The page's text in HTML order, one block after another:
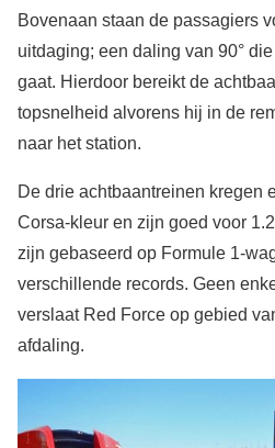
Bovenaan staan de passagiers
uitdaging; een daling van 90°
gaat. Hierdoor bereikt de
topsnelheid alvorens hij in de
naar het station.
De drie achtbaantreinen kregen
Corsa-kleur en zijn goed voor
zijn gebaseerd op Formule 1-
verschillende records. Geen
verslaat Red Force op gebied
afdaling.